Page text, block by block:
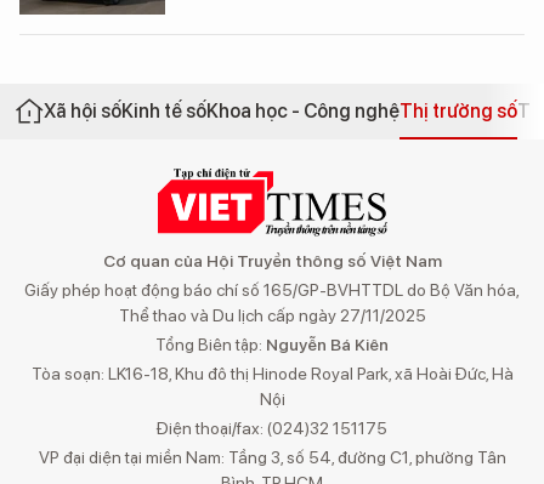
Xã hội sốKinh tế sốKhoa học - Công nghệThị trường số
Cơ quan của Hội Truyền thông số Việt Nam
Giấy phép hoạt động báo chí số 165/GP-BVHTTDL do Bộ Văn hóa,
Thể thao và Du lịch cấp ngày 27/11/2025
Tổng Biên tập: Nguyễn Bá Kiên
Tòa soạn: LK16-18, Khu đô thị Hinode Royal Park, xã Hoài Đức, Hà
Nội
Điện thoại/fax: (024)32 151175
VP đại diện tại miền Nam: Tầng 3, số 54, đường C1, phường Tân